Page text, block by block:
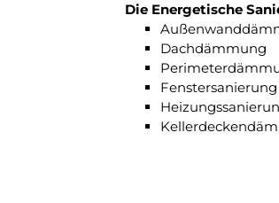
Die Energetische
Dachdämmung
Fenstersanierung